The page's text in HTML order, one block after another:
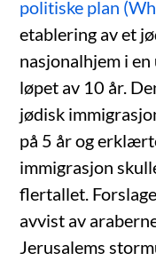
politiske plan
etablering av et
nasjonalhjem i
løpet av 10 år.
jødisk
på 5 år og
immigrasjon
flertallet.
avvist av
Jerusalems